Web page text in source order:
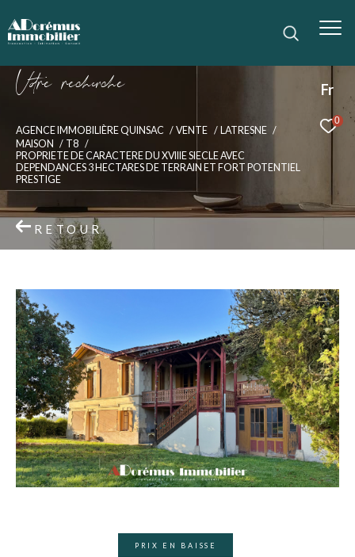
Fr
0
Vore recece
AGENCE IMMOBILIÈRE QUINSAC VENTE
LATRESNE
MAISON
T8
PROPRIETE DE CARACTERE DU XVIIIE SIECLE AVEC
DEPENDANCES 3 HECTARES DE TERRAIN ET FORT POTENTIEL
PRESTIGE
RETOUR
PRIX EN BAISSE